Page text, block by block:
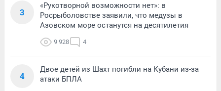
3
«Рукотворной возможности нет»: в
Росрыболовстве заявили, что медузы в
Азовском море останутся на десятилетия
9 928 4
4
Двое детей из Шахт погибли на Кубани из-за
атаки БПЛА